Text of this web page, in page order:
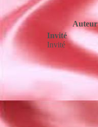
Auteur
Invité
Invité